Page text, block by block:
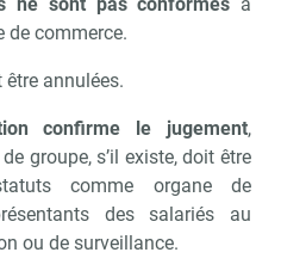
de commerce.
annulées.
confirme le jugement,
groupe, s’il existe, doit être
comme organe de
des salariés au
ou de surveillance.